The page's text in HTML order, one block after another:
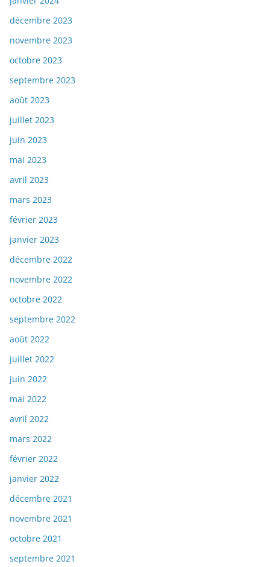
décembre 2023
novembre 2023
octobre 2023
septembre 2023
août 2023
juillet 2023
juin 2023
mai 2023
avril 2023
mars 2023
février 2023
janvier 2023
décembre 2022
novembre 2022
octobre 2022
septembre 2022
août 2022
juillet 2022
juin 2022
mai 2022
avril 2022
mars 2022
février 2022
janvier 2022
décembre 2021
novembre 2021
octobre 2021
septembre 2021